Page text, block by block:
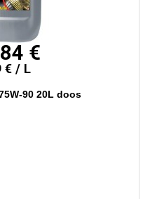
€
€ / L
90 20L doos